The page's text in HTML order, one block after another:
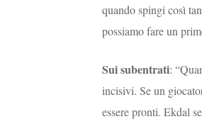
quando spingi così
possiamo fare un
Sui subentrati:
incisivi. Se un
essere pronti. Ekdal